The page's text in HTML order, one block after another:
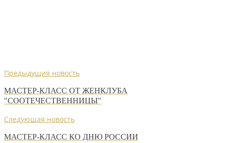
Предыдущия новость
МАСТЕР-КЛАСС ОТ ЖЕНКЛУБА
"СООТЕЧЕСТВЕННИЦЫ"
Следующая новость
МАСТЕР-КЛАСС КО ДНЮ РОССИИ